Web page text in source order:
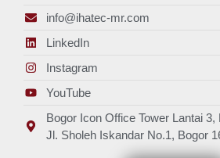
info@ihatec-mr.com
LinkedIn
Instagram
YouTube
Bogor Icon Office Tower Lantai
Jl. Sholeh Iskandar No.1, Bogor